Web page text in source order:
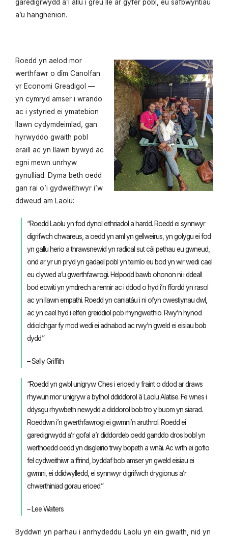
garedigrwydd a’i allu i greu lle ar gyfer pobl, eu safbwyntiau
a’u hanghenion.
Roedd yn aelod mor
werthfawr o dîm Canolfan
yr Economi Greadigol —
yn cymryd amser i wrando
ac i ystyried ei ymatebion
llawn cydymdeimlad, gan
hyrwyddo gwaith pobl
eraill ac yn llawn bywyd ac
egni mewn unrhyw
gynulliad. Dyma beth oedd
gan rai o’i gydweithwyr i’w
ddweud am Laolu:
“Roedd Laolu yn fod dynol eithriadol a hardd. Roedd ei synnwyr
digrifwch chwareus, a oedd yn aml yn gellweirus, yn golygu ei fod
yn gallu herio a thrawsnewid yn radical sut câi pethau eu gwneud,
ond ar yr un pryd yn gadael pobl yn teimlo eu bod yn wir wedi cael
eu clywed a’u gwerthfawrogi. Helpodd bawb ohonon ni i ddeall
bod ecwiti yn ymdrech a rennir ac i ddod o hyd i’n ffordd yn rasol
ac yn llawn empathi. Roedd yn caniatáu i ni ofyn cwestiynau dwl,
ac yn cael hyd i elfen greiddiol pob rhyngweithio. Rwy’n hynod
ddiolchgar fy mod wedi ei adnabod ac rwy’n gweld ei eisiau bob
dydd.”
– Sally Griffith
“Roedd yn gwbl unigryw. Ches i erioed y fraint o ddod ar draws
rhywun mor unigryw a bythol ddiddorol â Laolu Alatise. Fe wnes i
ddysgu rhywbeth newydd a diddorol bob tro y buom yn siarad.
Roeddwn i’n gwerthfawrogi ei gwmni’n aruthrol. Roedd ei
garedigrwydd a’r gofal a’r diddordeb oedd ganddo dros bobl yn
werthoedd oedd yn disgleirio trwy bopeth a wnâi. Ac wrth ei gofio
fel cydweithiwr a ffrind, byddaf bob amser yn gweld eisiau ei
gwmni, ei ddidwylledd, ei synnwyr digrifwch drygionus a’r
chwerthiniad gorau erioed.”
– Lee Walters
Byddwn yn parhau i anrhydeddu Laolu yn ein gwaith, nid yn